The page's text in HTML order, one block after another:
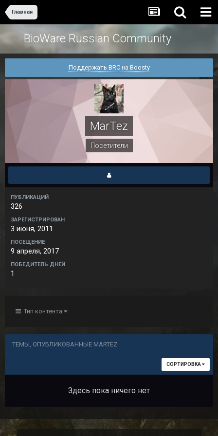
Главная
BioWare Russian Community
Поддержать BRC на Boosty
MarTez
Посетители
ПУБЛИКАЦИЙ
326
ЗАРЕГИСТРИРОВАН
3 июня, 2011
ПОСЕЩЕНИЕ
9 апреля, 2017
ПОБЕДИТЕЛЬ ДНЕЙ
1
Тип контента
ТЕМЫ, ОПУБЛИКОВАННЫЕ MARTEZ
СОРТИРОВКА
Здесь пока ничего нет